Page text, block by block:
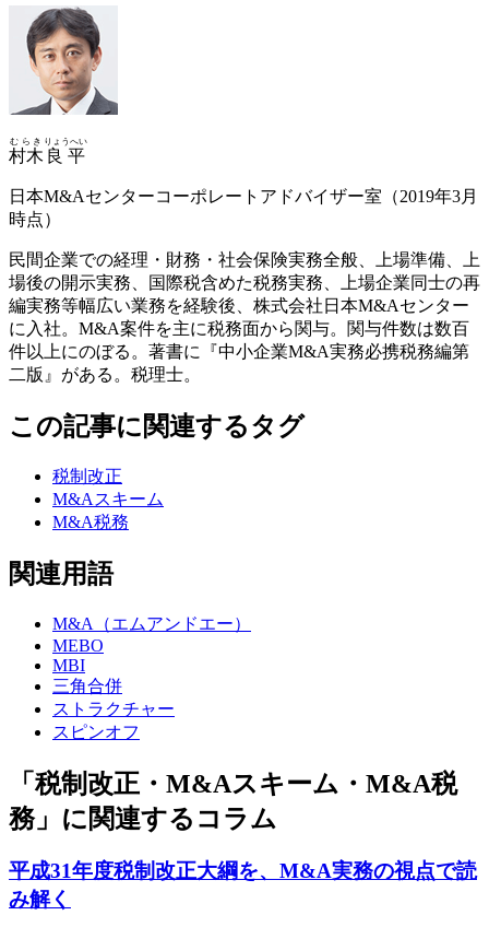
村木
むらき
良平
りょうへい
日本M&Aセンターコーポレートアドバイザー室（2019年3月
時点）
民間企業での経理・財務・社会保険実務全般、上場準備、上
場後の開示実務、国際税含めた税務実務、上場企業同士の再
編実務等幅広い業務を経験後、株式会社日本M&Aセンター
に入社。M&A案件を主に税務面から関与。関与件数は数百
件以上にのぼる。著書に『中小企業M&A実務必携税務編第
二版』がある。税理士。
この記事に関連するタグ
税制改正
M&Aスキーム
M&A税務
関連用語
M&A（エムアンドエー）
MEBO
MBI
三角合併
ストラクチャー
スピンオフ
「税制改正・M&Aスキーム・M&A税
務」に関連するコラム
平成31年度税制改正大綱を、M&A実務の視点で読
み解く